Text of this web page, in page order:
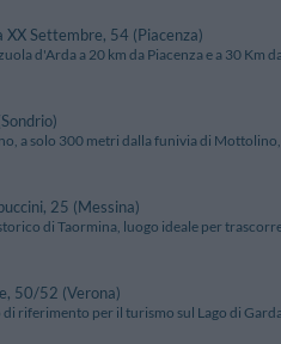
Settembre, 54 (Piacenza)
d'Arda a 20 km da Piacenza e a 30 Km
a solo 300 metri dalla funivia di
25 (Messina)
di Taormina, luogo ideale per
50/52 (Verona)
riferimento per il turismo sul Lago di